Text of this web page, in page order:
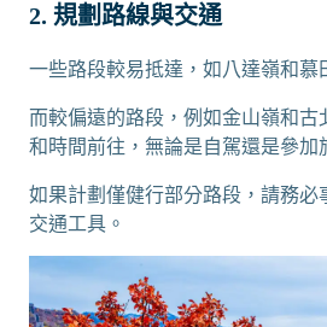
2. 規劃路線與交通
一些路段較易抵達，如八達嶺和慕
而較偏遠的路段，例如金山嶺和古
和時間前往，無論是自駕還是參加
如果計劃僅健行部分路段，請務必
交通工具。